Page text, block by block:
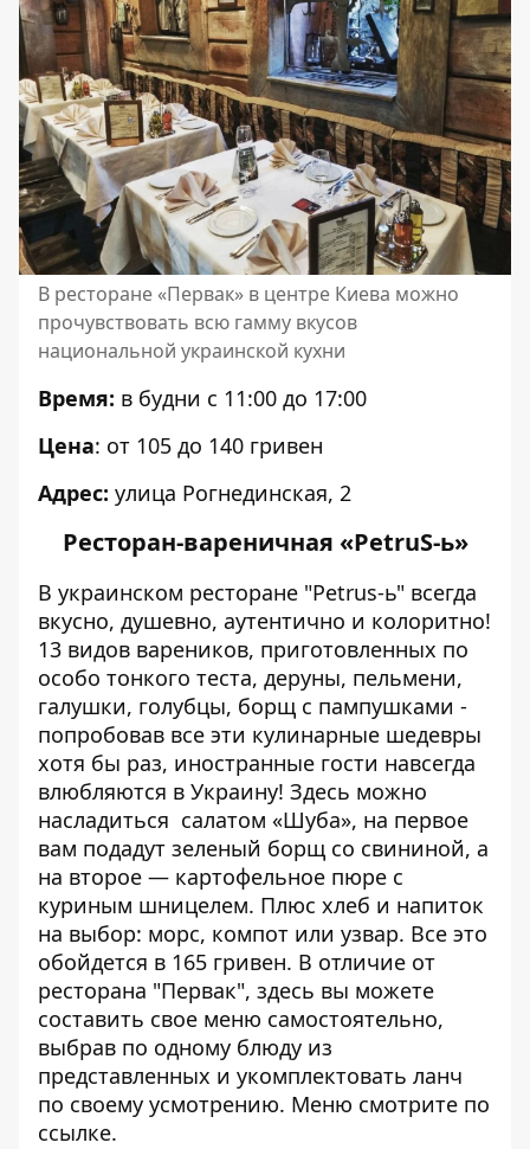
В ресторане «Первак» в центре Киева можно
прочувствовать всю гамму вкусов
национальной украинской кухни
Время: в будни с 11:00 до 17:00
Цена: от 105 до 140 гривен
Адрес: улица Рогнединская, 2
Ресторан-вареничная «PetruS-ь»
В украинском ресторане "Petrus-ь" всегда
вкусно, душевно, аутентично и колоритно!
13 видов вареников, приготовленных по
особо тонкого теста, деруны, пельмени,
галушки, голубцы, борщ с пампушками -
попробовав все эти кулинарные шедевры
хотя бы раз, иностранные гости навсегда
влюбляются в Украину! Здесь можно
насладиться салатом «Шуба», на первое
вам подадут зеленый борщ со свининой, а
на второе — картофельное пюре с
куриным шницелем. Плюс хлеб и напиток
на выбор: морс, компот или узвар. Все это
обойдется в 165 гривен. В отличие от
ресторана "Первак", здесь вы можете
составить свое меню самостоятельно,
выбрав по одному блюду из
представленных и укомплектовать ланч
по своему усмотрению. Меню смотрите по
ссылке.